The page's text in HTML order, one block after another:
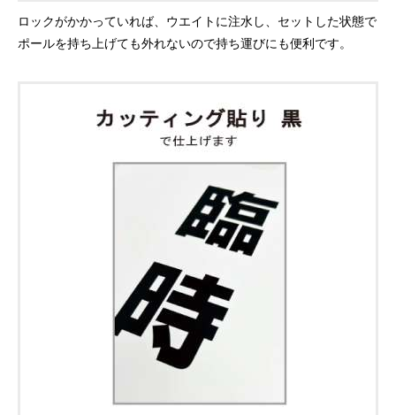
ロックがかかっていれば、ウエイトに注水し、セットした状態で
ポールを持ち上げても外れないので持ち運びにも便利です。